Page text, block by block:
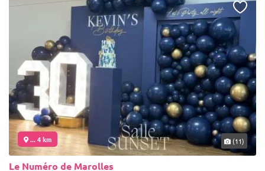
... 4 km (11)
Le Numéro de Marolles